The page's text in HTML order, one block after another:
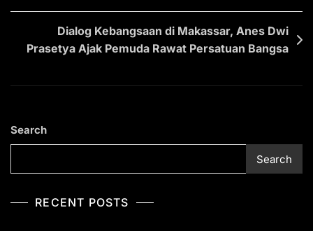
Dialog Kebangsaan di Makassar, Anes Dwi
Prasetya Ajak Pemuda Rawat Persatuan Bangsa
Search
Search
RECENT POSTS